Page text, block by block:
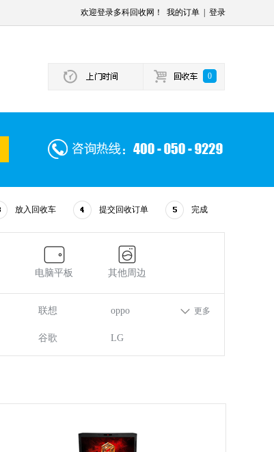
欢迎登录多科回收网！ 我的订单| 登录
0
完成
提交回收订单
放入回收车
电脑平板 其他周边
联想 oppo
谷歌 LG
更多